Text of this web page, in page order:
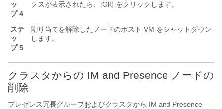
ッ
プ 4
クスが表示されたら、[OK] をクリックします。
ステ
ッ
プ 5
割り当てを解除したノードのホスト VM をシャットダウン
します。
クラスタからの IM and Presence ノードの
削除
プレゼンス冗長グループおよびクラスタから IM and Presence